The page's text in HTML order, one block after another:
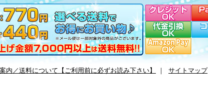
内／送料について【ご利用前に必ずお読み下さい】 ｜ サイトマップ